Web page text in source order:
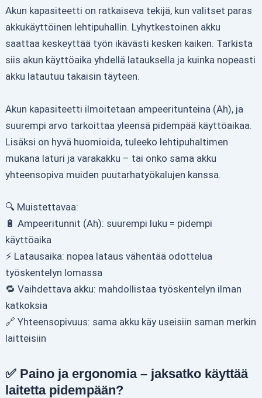
Akun kapasiteetti on ratkaiseva tekijä, kun valitset paras
akkukäyttöinen lehtipuhallin. Lyhytkestoinen akku
saattaa keskeyttää työn ikävästi kesken kaiken. Tarkista
siis akun käyttöaika yhdellä latauksella ja kuinka nopeasti
akku latautuu takaisin täyteen.
Akun kapasiteetti ilmoitetaan ampeeritunteina (Ah), ja
suurempi arvo tarkoittaa yleensä pidempää käyttöaikaa.
Lisäksi on hyvä huomioida, tuleeko lehtipuhaltimen
mukana laturi ja varakakku – tai onko sama akku
yhteensopiva muiden puutarhatyökalujen kanssa.
🔍 Muistettavaa:
🔋 Ampeeritunnit (Ah): suurempi luku = pidempi
käyttöaika
⚡ Latausaika: nopea lataus vähentää odottelua
työskentelyn lomassa
🔁 Vaihdettava akku: mahdollistaa työskentelyn ilman
katkoksia
🔗 Yhteensopivuus: sama akku käy useisiin saman merkin
laitteisiin
✅ Paino ja ergonomia – jaksatko käyttää
laitetta pidempään?